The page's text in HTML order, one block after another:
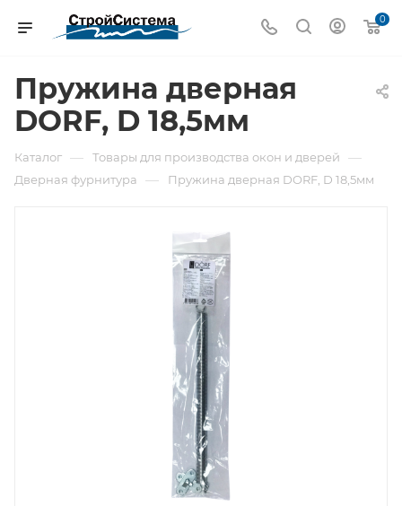
0
Пружина дверная
DORF, D 18,5мм
Каталог — Товары для производства окон и дверей —
Дверная фурнитура — Пружина дверная DORF, D 18,5мм